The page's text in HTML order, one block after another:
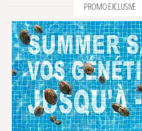
PROMO EXCLUSIVE